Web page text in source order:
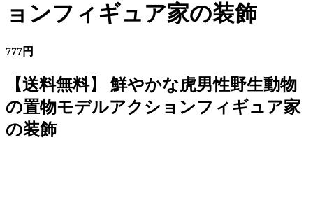
ョンフィギュア家の装飾
777円
【送料無料】 鮮やかな虎男性野生動物
の置物モデルアクションフィギュア家
の装飾